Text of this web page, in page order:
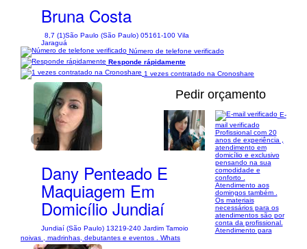
Bruna Costa
8,7 (1)São Paulo (São Paulo) 05161-100 Vila
Jaraguá
Número de telefone verificado
Responde rápidamente
1 vezes contratado na Cronoshare
1/11
Pedir orçamento
Dany Penteado E
Maquiagem Em
Domicílio Jundiaí
Jundiaí (São Paulo) 13219-240 Jardim Tamoio
E-
mail verificado
Profissional com 20
anos de experiência ,
atendimento em
domicílio e exclusivo
pensando na sua
comodidade e
conforto .
Atendimento aos
domingos também .
Os materiais
necessários para os
atendimentos são por
conta da profissional.
Atendimento para
noivas , madrinhas, debutantes e eventos . Whats